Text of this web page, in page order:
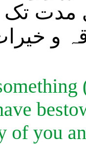
مدت
و خیرات
of you